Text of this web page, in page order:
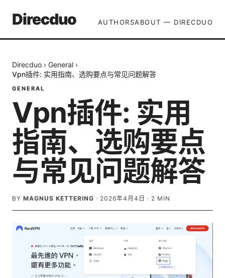
Direcduo AUTHORSABOUT — DIRECDUO
Direcduo › General ›
Vpn插件: 实用指南、选购要点与常见问题解答
GENERAL
Vpn插件: 实用
指南、选购要点
与常见问题解答
BY MAGNUS KETTERING · 2026年4月4日 · 2 MIN